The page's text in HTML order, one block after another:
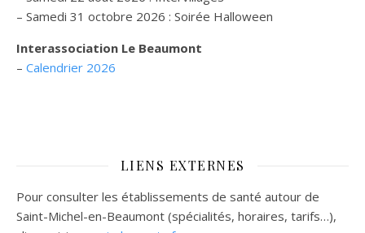
– Samedi 31 octobre 2026 : Soirée Halloween
Interassociation Le Beaumont
– Calendrier 2026
LIENS EXTERNES
Pour consulter les établissements de santé autour de
Saint-Michel-en-Beaumont (spécialités, horaires, tarifs…),